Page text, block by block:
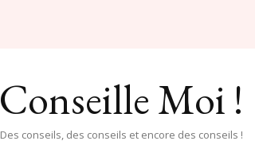
Conseille Moi !
Des conseils, des conseils et encore des conseils !